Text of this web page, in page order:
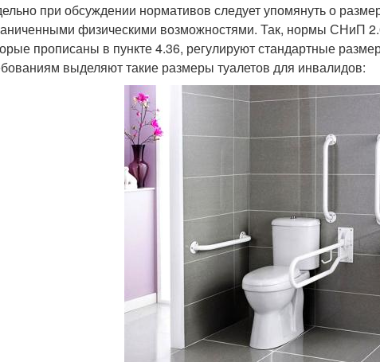
при обсуждении нормативов следует упомянуть о
физическими возможностями. Так, нормы СНиП
прописаны в пункте 4.36, регулируют стандартные
выделяют такие размеры туалетов для инвалидов: